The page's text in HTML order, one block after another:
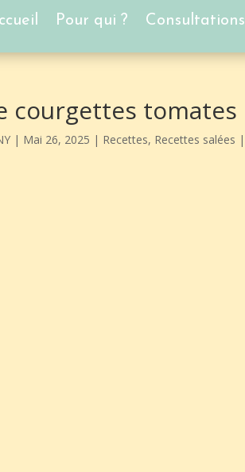
Pour qui ? Consultations
courgettes tomates
| Mai 26, 2025 | Recettes, Recettes salées |